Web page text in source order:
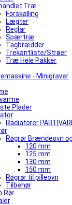
Træ
Forskalling
Lægter
Reglar
Spærtræ
Tagbrædder
Trekantliste/Strøer
Træ Hele Pakker
- Minigraver
Plader
Radiatorer
Røgrør Brændeovn
120 mm
125 mm
130 mm
150 mm
Røgrør til pilleovn
Tilbehør
Rør